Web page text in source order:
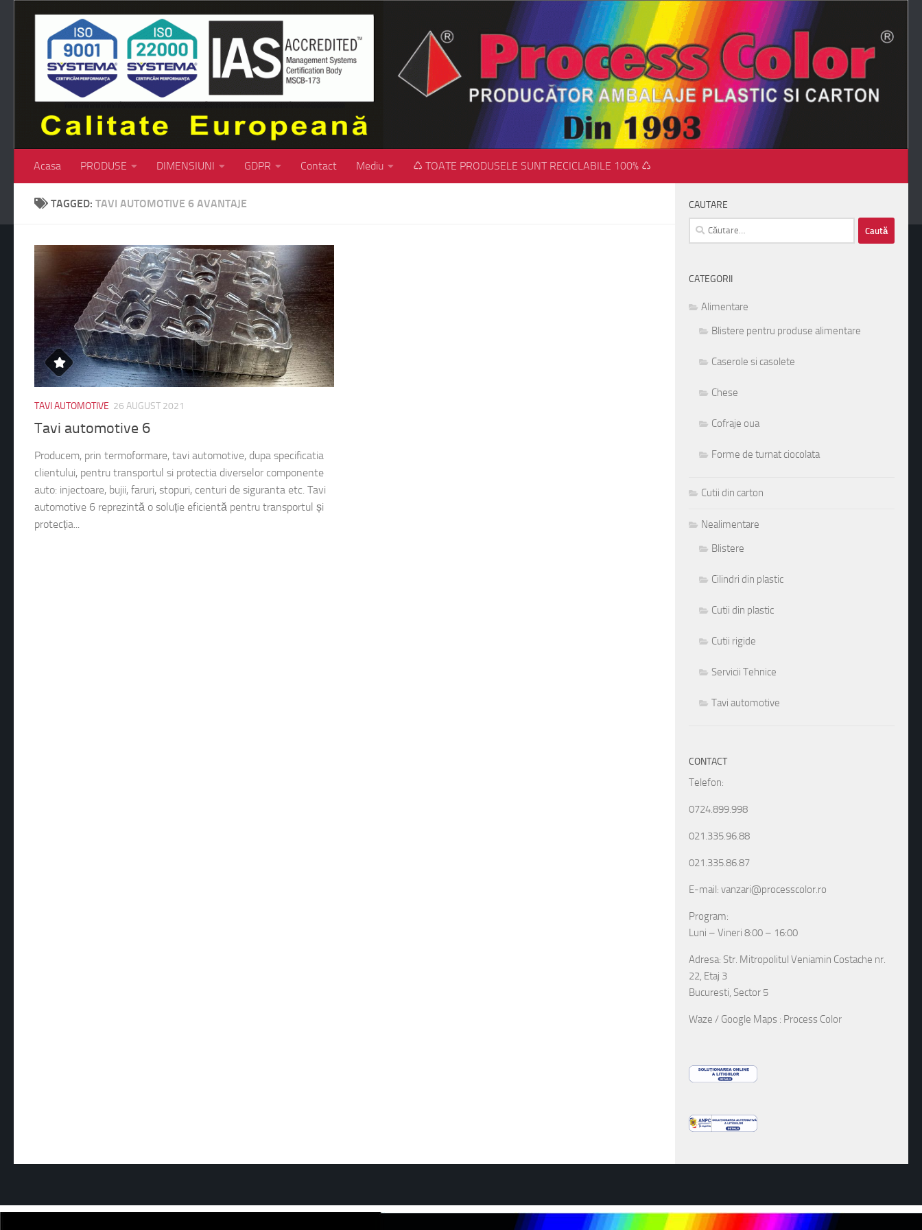
Skip to content
Acasa PRODUSE DIMENSIUNI GDPR Contact Mediu ♺ TOATE PRODUSELE SUNT RECICLABILE 100% ♺
TAGGED: TAVI AUTOMOTIVE 6 AVANTAJE
TAVI AUTOMOTIVE 26 AUGUST 2021
Tavi automotive 6
Producem, prin termoformare, tavi automotive, dupa specificatia
clientului, pentru transportul si protectia diverselor componente
auto: injectoare, bujii, faruri, stopuri, centuri de siguranta etc. Tavi
automotive 6 reprezintă o soluție eficientă pentru transportul și
protecția...
CAUTARE
Caută
după:
CATEGORII
Alimentare
Blistere pentru produse alimentare
Caserole si casolete
Chese
Cofraje oua
Forme de turnat ciocolata
Cutii din carton
Nealimentare
Blistere
Cilindri din plastic
Cutii din plastic
Cutii rigide
Servicii Tehnice
Tavi automotive
CONTACT
Telefon:
0724.899.998
021.335.96.88
021.335.86.87
E-mail: vanzari@processcolor.ro
Program:
Luni – Vineri 8:00 – 16:00
Adresa: Str. Mitropolitul Veniamin Costache nr.
22, Etaj 3
Bucuresti, Sector 5
Waze / Google Maps : Process Color